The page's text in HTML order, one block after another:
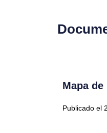
Mapa
Publicado el